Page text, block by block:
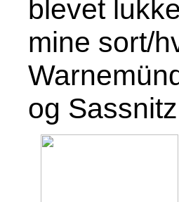
blevet
mine sort/
og